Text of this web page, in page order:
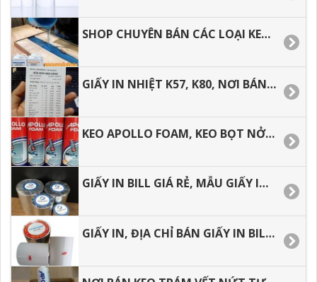
SHOP CHUYÊN BÁN CÁC LOẠI KEO EPOXY TRONG SUỐT.
GIẤY IN NHIỆT K57, K80, NƠI BÁN GIÁ RẺ TẠI TP.HCM.
KEO APOLLO FOAM, KEO BỌT NỞ TRƯƠNG.
GIẤY IN BILL GIÁ RẺ, MẪU GIẤY IN CẢM NHIỆT THÔNG DỤNG.
GIẤY IN, ĐỊA CHỈ BÁN GIẤY IN BILL, IN NHIỆT K57, K80 GIÁ RẺ.